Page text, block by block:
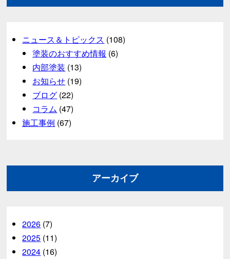
ニュース＆トピックス (108)
塗装のおすすめ情報 (6)
内部塗装 (13)
お知らせ (19)
ブログ (22)
コラム (47)
施工事例 (67)
アーカイブ
2026 (7)
2025 (11)
2024 (16)